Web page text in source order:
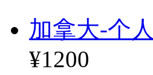
加拿大-个
¥1200